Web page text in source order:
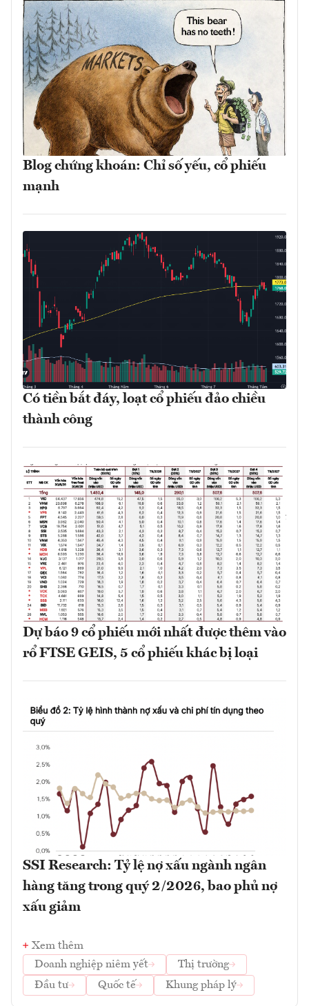
Blog chứng khoán: Chỉ số yếu, cổ phiếu
mạnh
Có tiền bắt đáy, loạt cổ phiếu đảo chiều
thành công
Dự báo 9 cổ phiếu mới nhất được thêm vào
rổ FTSE GEIS, 5 cổ phiếu khác bị loại
SSI Research: Tỷ lệ nợ xấu ngành ngân
hàng tăng trong quý 2/2026, bao phủ nợ
xấu giảm
Xem thêm
Doanh nghiệp niêm yết
Thị trường
Đầu tư
Quốc tế Khung pháp lý